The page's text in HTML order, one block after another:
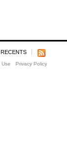
Use Privacy Policy